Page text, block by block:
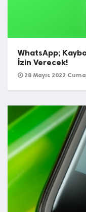
WhatsApp;
İzin Verecek!
28 Mayıs 2022